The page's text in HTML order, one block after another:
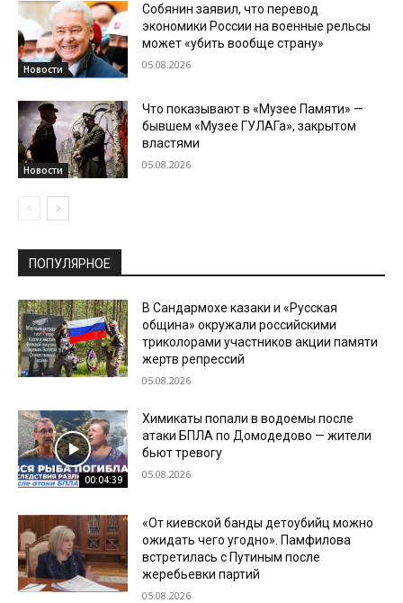
Новости
Собянин заявил, что перевод
экономики России на военные рельсы
может «убить вообще страну»
05.08.2026
Новости
Что показывают в «Музее Памяти» —
бывшем «Музее ГУЛАГа», закрытом
властями
05.08.2026
ПОПУЛЯРНОЕ
В Сандармохе казаки и «Русская
община» окружали российскими
триколорами участников акции памяти
жертв репрессий
05.08.2026
00:04:39
Химикаты попали в водоемы после
атаки БПЛА по Домодедово — жители
бьют тревогу
05.08.2026
«От киевской банды детоубийц можно
ожидать чего угодно». Памфилова
встретилась с Путиным после
жеребьевки партий
05.08.2026